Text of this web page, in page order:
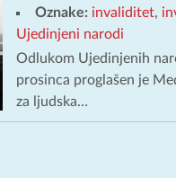
Oznake: invaliditet,
Ujedinjeni narodi
Odlukom Ujedinjenih
prosinca proglašen je
za ljudska…